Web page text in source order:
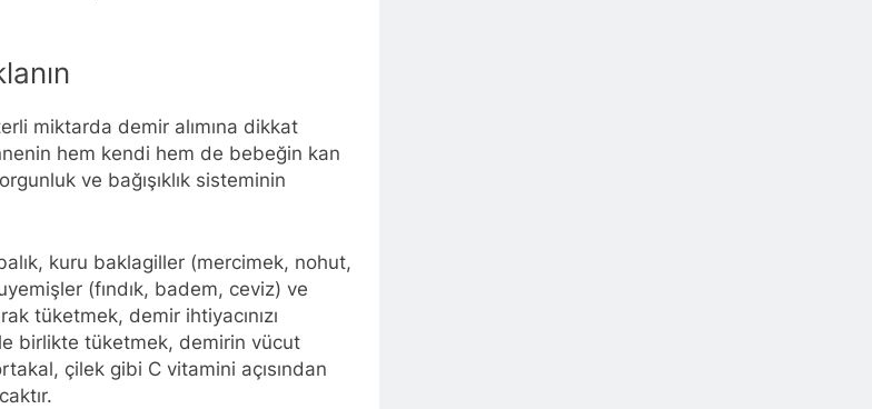
miktarda demir alımına dikkat
hem kendi hem de bebeğin kan
ve bağışıklık sisteminin
kuru baklagiller (mercimek, nohut,
(fındık, badem, ceviz) ve
tüketmek, demir ihtiyacınızı
birlikte tüketmek, demirin vücut
çilek gibi C vitamini açısından